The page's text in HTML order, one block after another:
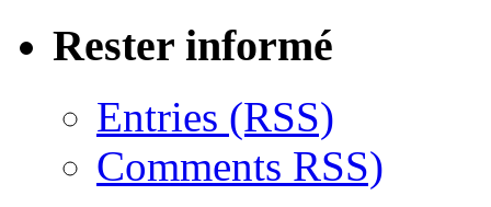
Rester informé
Entries (RSS)
Comments RSS)